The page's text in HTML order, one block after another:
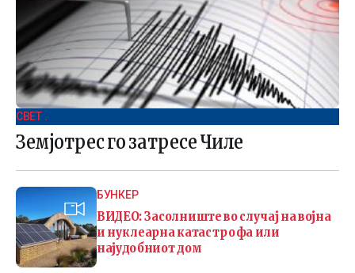
СВЕТ .
Земјотрес го затресе Чиле
БУНКЕР
ВИДЕО: Засолниште во случај на војна
и нуклеарна катастрофа или
најудобниот дом